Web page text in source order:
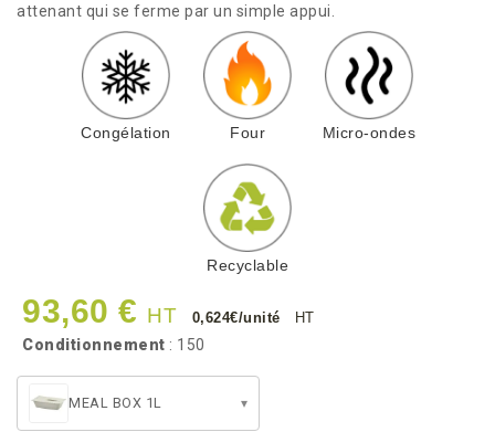
attenant qui se ferme par un simple appui.
Congélation Four Micro-ondes
Recyclable
93,60 € HT 0,624€/unité HT
Conditionnement : 150
MEAL BOX 1L ▾